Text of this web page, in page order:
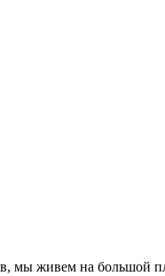
мы живем на большой